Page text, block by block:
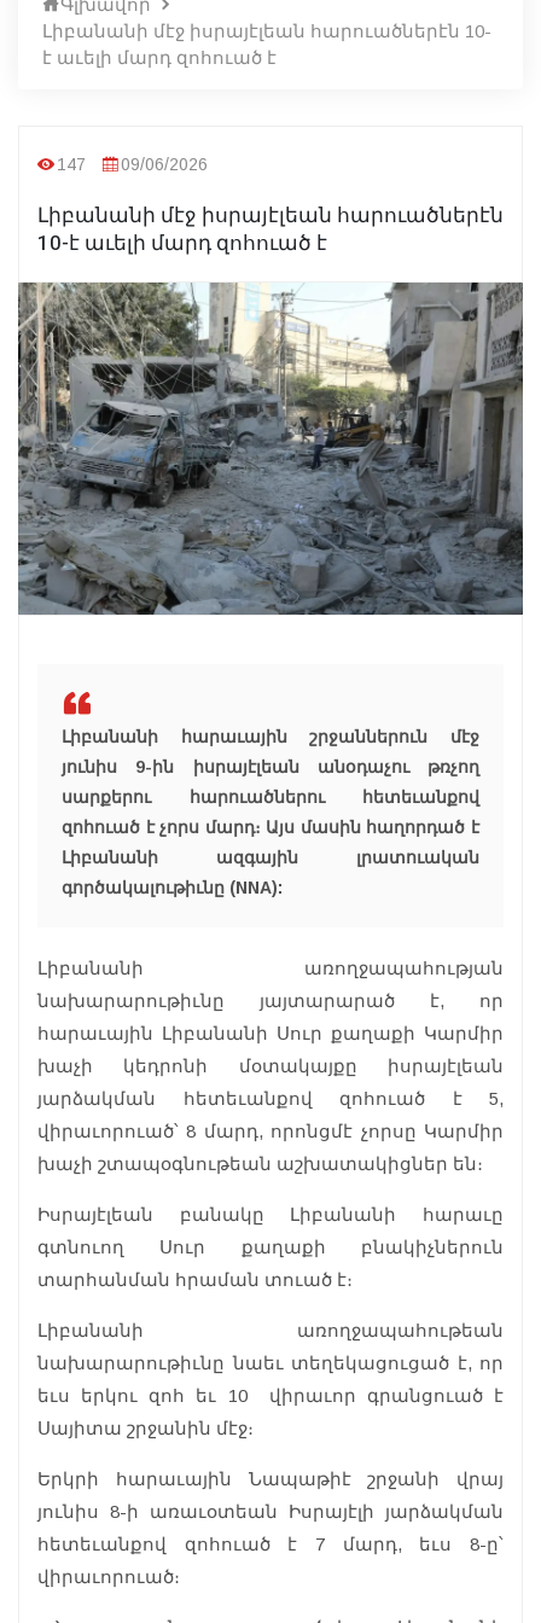
Լիբանանի մէջ իսրայէլեան հարուածներէն 10-
է աւելի մարդ զոհուած է
147 09/06/2026
Լիբանանի մէջ իսրայէլեան հարուածներէն
10-է աւելի մարդ զոհուած է
Լիբանանի հարաւային շրջաններուն մէջ
յունիս 9-ին իսրայէլեան անօդաչու թռչող
սարքերու հարուածներու հետեւանքով
զոհուած է չորս մարդ։ Այս մասին հաղորդած է
Լիբանանի ազգային լրատուական
գործակալութիւնը (NNA):
Լիբանանի առողջապահության
նախարարութիւնը յայտարարած է, որ
հարաւային Լիբանանի Սուր քաղաքի Կարմիր
խաչի կեդրոնի մօտակայքը իսրայէլեան
յարձակման հետեւանքով զոհուած է 5,
վիրաւորուած՝ 8 մարդ, որոնցմէ չորսը Կարմիր
խաչի շտապօգնութեան աշխատակիցներ են։
Իսրայէլեան բանակը Լիբանանի հարաւը
գտնուող Սուր քաղաքի բնակիչներուն
տարհանման հրաման տուած է։
Լիբանանի առողջապահութեան
նախարարութիւնը նաեւ տեղեկացուցած է, որ
եւս երկու զոհ եւ 10 վիրաւոր գրանցուած է
Սայիտա շրջանին մէջ։
Երկրի հարաւային Նապաթիէ շրջանի վրայ
յունիս 8-ի առաւօտեան Իսրայէլի յարձակման
հետեւանքով զոհուած է 7 մարդ, եւս 8-ը՝
վիրաւորուած։